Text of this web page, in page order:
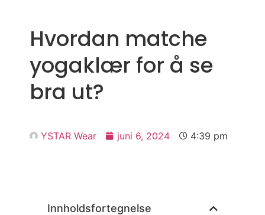
Hvordan matche
yogaklær for å se
bra ut?
YSTAR Wear juni 6, 2024 4:39 pm
Innholdsfortegnelse